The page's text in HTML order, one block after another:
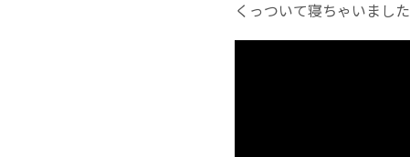
くっついて寝ちゃいました